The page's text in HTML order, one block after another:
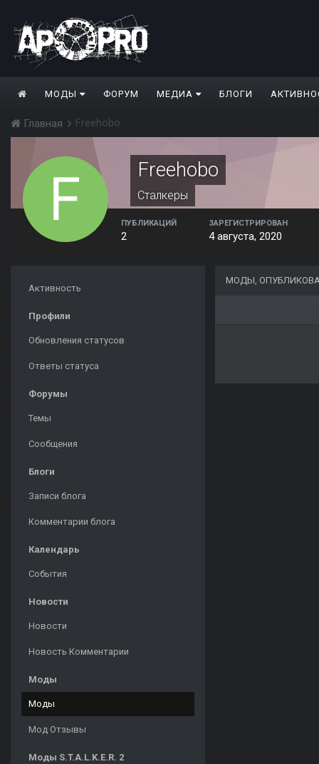
МОДЫ ФОРУМ МЕДИА БЛОГИ
Главная Freehobo
Freehobo
Сталкеры
ПУБЛИКАЦИЙ
2
ЗАРЕГИСТРИРОВАН
4 августа, 2020
Активность
Профили
Обновления статусов
Ответы статуса
Форумы
Темы
Сообщения
Блоги
Записи блога
Комментарии блога
Календарь
События
Новости
Новости
Новость Комментарии
Моды
Моды
Мод Отзывы
Моды S.T.A.L.K.E.R. 2
МОДЫ,